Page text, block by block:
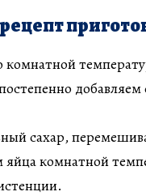
комнатной
сахар,
яйца комнатной